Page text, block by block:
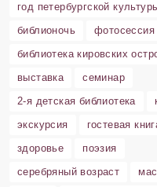
год петербургской
библионочь
фотосессия
библиотека кировских
выставка
семинар
2-я детская библиотека
экскурсия
гостевая
здоровье
поэзия
серебряный возраст